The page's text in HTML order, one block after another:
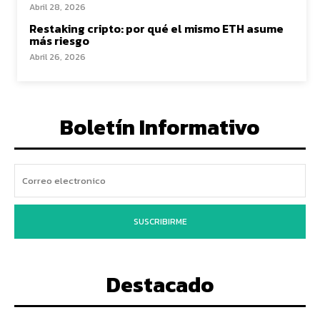
Abril 28, 2026
Restaking cripto: por qué el mismo ETH asume
más riesgo
Abril 26, 2026
Boletín Informativo
SUSCRIBIRME
Destacado